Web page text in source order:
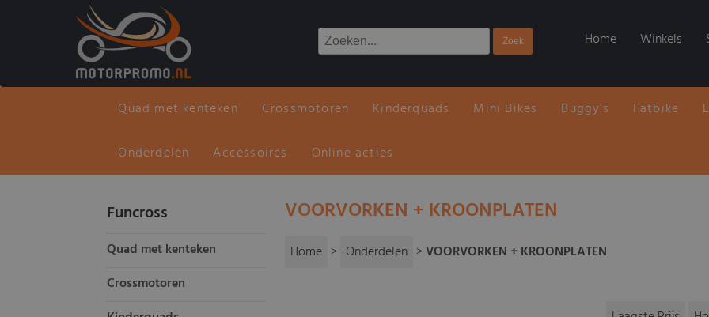
Home Winkels
Quad met kenteken Crossmotoren Kinderquads Mini Bikes Buggy's Fatbike
Onderdelen Accessoires Online acties
Funcross
Quad met kenteken
Crossmotoren
VOORVORKEN + KROONPLATEN
Home > Onderdelen >VOORVORKEN + KROONPLATEN